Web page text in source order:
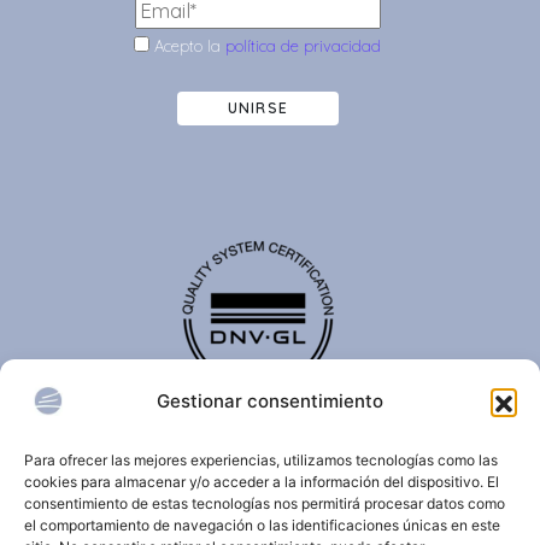
Gestionar consentimiento
Para ofrecer las mejores experiencias, utilizamos tecnologías como las
cookies para almacenar y/o acceder a la información del dispositivo. El
consentimiento de estas tecnologías nos permitirá procesar datos como
el comportamiento de navegación o las identificaciones únicas en este
Acepto la política de privacidad
UNIRSE
internacionalmente y confirma que una organización
cumple con estándares de calidad, seguridad,
sostenibilidad y/o gestión.